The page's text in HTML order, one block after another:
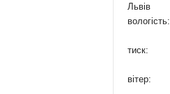
Львів
вологість:
тиск:
вітер: